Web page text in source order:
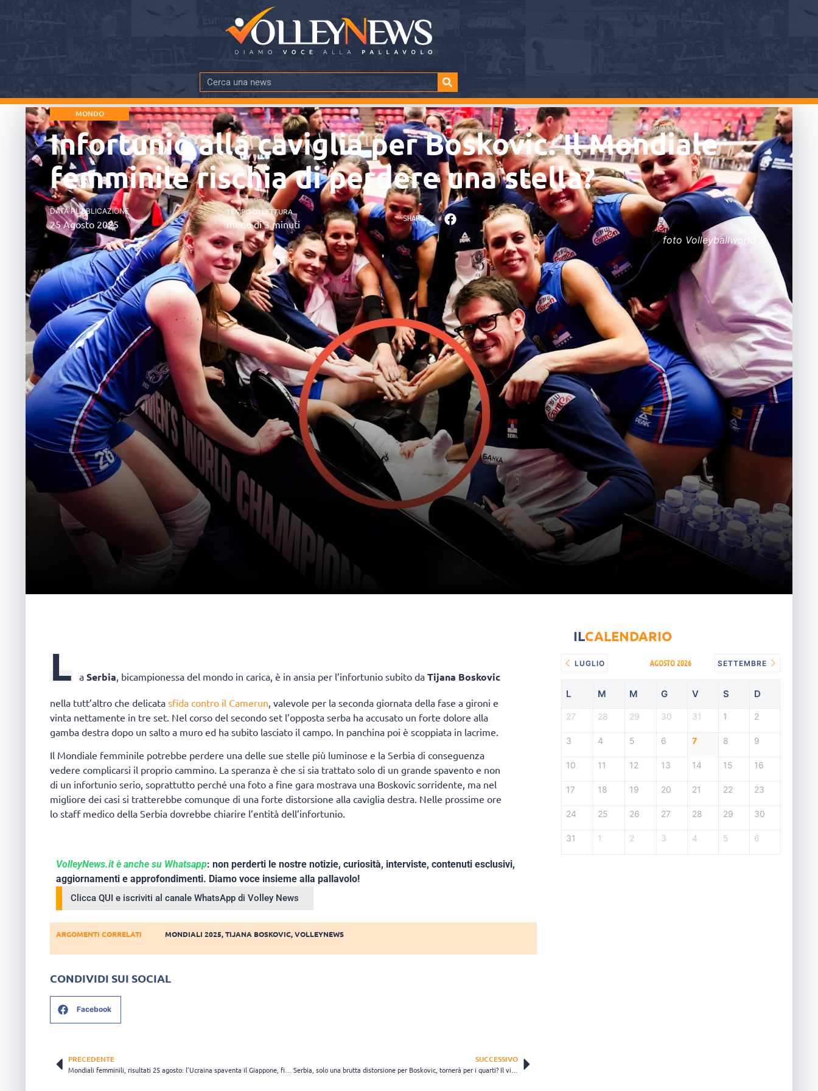
MONDO
Infortunio alla caviglia per Boskovic. Il Mondiale
femminile rischia di perdere una stella?
DATA PUBBLICAZIONE
25 Agosto 2025
TEMPO DI LETTURA
meno di 3 minuti SHARE
foto Volleyballworld
L a Serbia , bicampionessa del mondo in carica, è in ansia per l’infortunio subito da Tijana Boskovic
nella tutt’altro che delicata sfida contro il Camerun , valevole per la seconda giornata della fase a gironi e
vinta nettamente in tre set. Nel corso del secondo set l’opposta serba ha accusato un forte dolore alla
gamba destra dopo un salto a muro ed ha subito lasciato il campo. In panchina poi è scoppiata in lacrime.
Il Mondiale femminile potrebbe perdere una delle sue stelle più luminose e la Serbia di conseguenza
vedere complicarsi il proprio cammino. La speranza è che si sia trattato solo di un grande spavento e non
di un infortunio serio, soprattutto perché una foto a fine gara mostrava una Boskovic sorridente, ma nel
migliore dei casi si tratterebbe comunque di una forte distorsione alla caviglia destra. Nelle prossime ore
lo staff medico della Serbia dovrebbe chiarire l’entità dell’infortunio.
VolleyNews.it è anche su Whatsapp: non perderti le nostre notizie, curiosità, interviste, contenuti esclusivi,
aggiornamenti e approfondimenti. Diamo voce insieme alla pallavolo!
Clicca QUI e iscriviti al canale WhatsApp di Volley News
ARGOMENTI CORRELATI MONDIALI 2025,TIJANA BOSKOVIC,VOLLEYNEWS
CONDIVIDI SUI SOCIAL
Facebook
PRECEDENTE SUCCESSIVO
ILCALENDARIO
LUGLIO AGOSTO 2026 SETTEMBRE
L M M G V S D
27 28 29 30 31 1 2
3 4 5 6 7 8 9
10 11 12 13 14 15 16
17 18 19 20 21 22 23
24 25 26 27 28 29 30
31 1 2 3 4 5 6